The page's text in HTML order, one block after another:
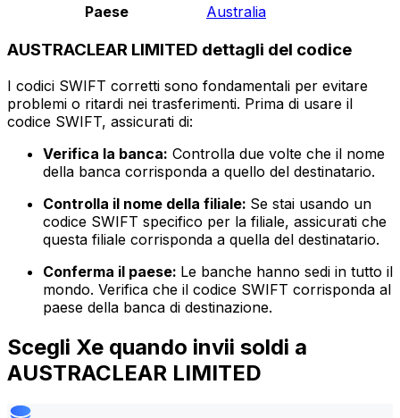
Paese
Australia
AUSTRACLEAR LIMITED dettagli del codice
I codici SWIFT corretti sono fondamentali per evitare
problemi o ritardi nei trasferimenti. Prima di usare il
codice SWIFT, assicurati di:
Verifica la banca: Controlla due volte che il nome
della banca corrisponda a quello del destinatario.
Controlla il nome della filiale: Se stai usando un
codice SWIFT specifico per la filiale, assicurati che
questa filiale corrisponda a quella del destinatario.
Conferma il paese: Le banche hanno sedi in tutto il
mondo. Verifica che il codice SWIFT corrisponda al
paese della banca di destinazione.
Scegli Xe quando invii soldi a
AUSTRACLEAR LIMITED